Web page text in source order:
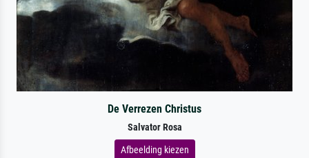
De Verrezen Christus
Salvator Rosa
Afbeelding kiezen